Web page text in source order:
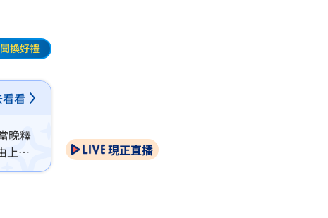
換好禮
看
晚釋
上海
現正直播